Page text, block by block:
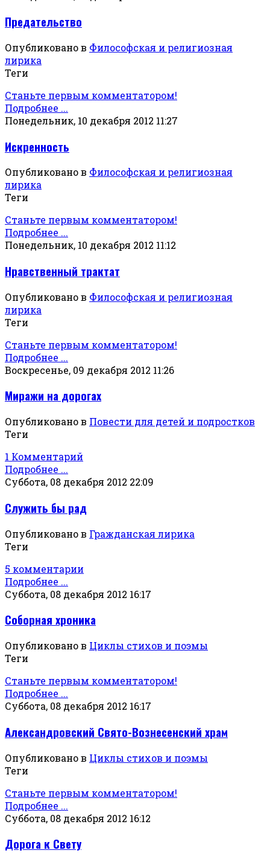
Предательство
Опубликовано в Философская и религиозная
лирика
Теги
Станьте первым комментатором!
Подробнее ...
Понедельник, 10 декабря 2012 11:27
Искренность
Опубликовано в Философская и религиозная
лирика
Теги
Станьте первым комментатором!
Подробнее ...
Понедельник, 10 декабря 2012 11:12
Нравственный трактат
Опубликовано в Философская и религиозная
лирика
Теги
Станьте первым комментатором!
Подробнее ...
Воскресенье, 09 декабря 2012 11:26
Миражи на дорогах
Опубликовано в Повести для детей и подростков
Теги
1 Комментарий
Подробнее ...
Суббота, 08 декабря 2012 22:09
Служить бы рад
Опубликовано в Гражданская лирика
Теги
5 комментарии
Подробнее ...
Суббота, 08 декабря 2012 16:17
Соборная хроника
Опубликовано в Циклы стихов и поэмы
Теги
Станьте первым комментатором!
Подробнее ...
Суббота, 08 декабря 2012 16:17
Александровский Свято-Вознесенский храм
Опубликовано в Циклы стихов и поэмы
Теги
Станьте первым комментатором!
Подробнее ...
Суббота, 08 декабря 2012 16:12
Дорога к Свету